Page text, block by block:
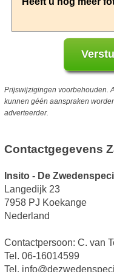
Prijswijzigingen voorbehouden.
kunnen géén aanspraken
adverteerder.
Contactgegevens
Insito - De
Langedijk 23
7958 PJ Koekange
Nederland
Contactpersoon: C. van
Tel. 06-16014599
Tel.